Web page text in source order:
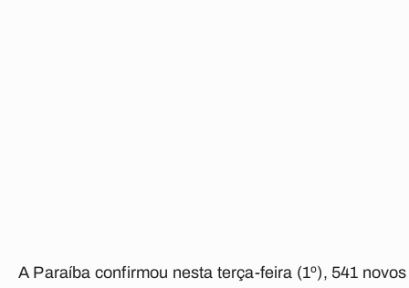
A Paraíba confirmou nesta terça-feira (1º), 541